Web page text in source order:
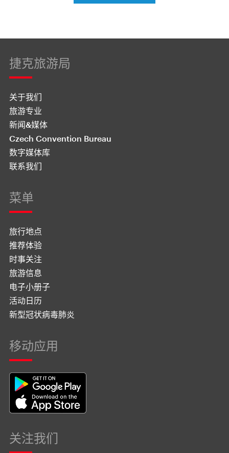
捷克旅游局
关于我们
旅游专业
新闻&媒体
Czech Convention Bureau
数字媒体库
联系我们
菜单
旅行地点
推荐体验
时事关注
旅游信息
电子小册子
活动日历
新型冠状病毒肺炎
移动应用
关注我们